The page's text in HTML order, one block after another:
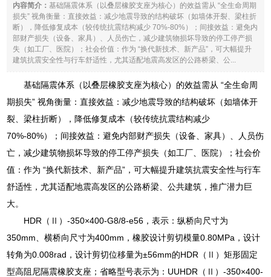
内容简介： 基础隔震体系（以叠层橡胶支座为核心）的效益需从 “全生命周期
损失” 视角衡量：直接效益：减少地震导致的结构破坏（如墙体开裂、梁柱折
断），降低修复成本（较传统抗震结构减少 70%-80%）；间接效益：避免内
部财产损失（设备、家具）、人员伤亡，减少建筑物损坏导致的停工停产损
失（如工厂、医院）；社会价值：作为 “换代新技术、新产品”，可大幅提升
建筑抗震安全性与行车舒适性，尤其适配地震高发区的公路桥梁、公...
基础隔震体系（以叠层橡胶支座为核心）的效益需从 “全生命周
期损失” 视角衡量：直接效益：减少地震导致的结构破坏（如墙体开
裂、梁柱折断），降低修复成本（较传统抗震结构减少
70%-80%）；间接效益：避免内部财产损失（设备、家具）、人员伤
亡，减少建筑物损坏导致的停工停产损失（如工厂、医院）；社会价
值：作为 “换代新技术、新产品”，可大幅提升建筑抗震安全性与行车
舒适性，尤其适配地震高发区的公路桥梁、公共建筑，推广潜力巨
大。
HDR（Ⅱ）-350×400-G8/8-e56，表示：纵桥向尺寸为
350mm、横桥向尺寸为400mm，橡胶设计剪切模量0.80MPa，设计
转角为0.008rad，设计剪切位移量为±56mm的HDR（Ⅱ）矩形固定
型高阻尼隔震橡胶支座；省略型号表示为：UUHDR（Ⅱ）-350×400-